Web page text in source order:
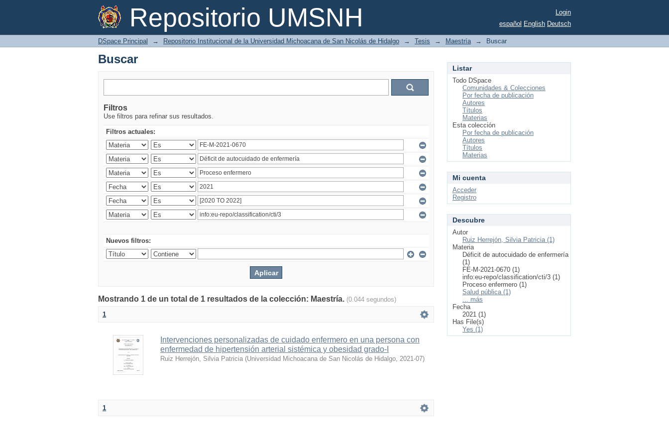
Repositorio UMSNH
Buscar
Login
español English Deutsch
DSpace Principal → Repositorio Institucional de la Universidad Michoacana de San Nicolás de Hidalgo → Tesis → Maestría → Buscar
Buscar
Filtros
Use filtros para refinar sus resultados.
Filtros actuales:
Nuevos filtros:
Mostrando 1 de un total de 1 resultados de la colección: Maestría. (0.044 segundos)
1
Intervenciones personalizadas de cuidado enfermero en una persona con
enfermedad de hipertensión arterial sistémica y obesidad grado-I
Ruiz Herrejón, Silvia Patricia (Universidad Michoacana de San Nicolás de Hidalgo, 2021-07)
1
Listar
Todo DSpace
Comunidades & Colecciones
Por fecha de publicación
Autores
Títulos
Materias
Esta colección
Por fecha de publicación
Autores
Títulos
Materias
Mi cuenta
Acceder
Registro
Descubre
Autor
Ruiz Herrejón, Silvia Patricia (1)
Materia
Déficit de autocuidado de enfermería
(1)
FE-M-2021-0670 (1)
info:eu-repo/classification/cti/3 (1)
Proceso enfermero (1)
Salud pública (1)
... más
Fecha
2021 (1)
Has File(s)
Yes (1)